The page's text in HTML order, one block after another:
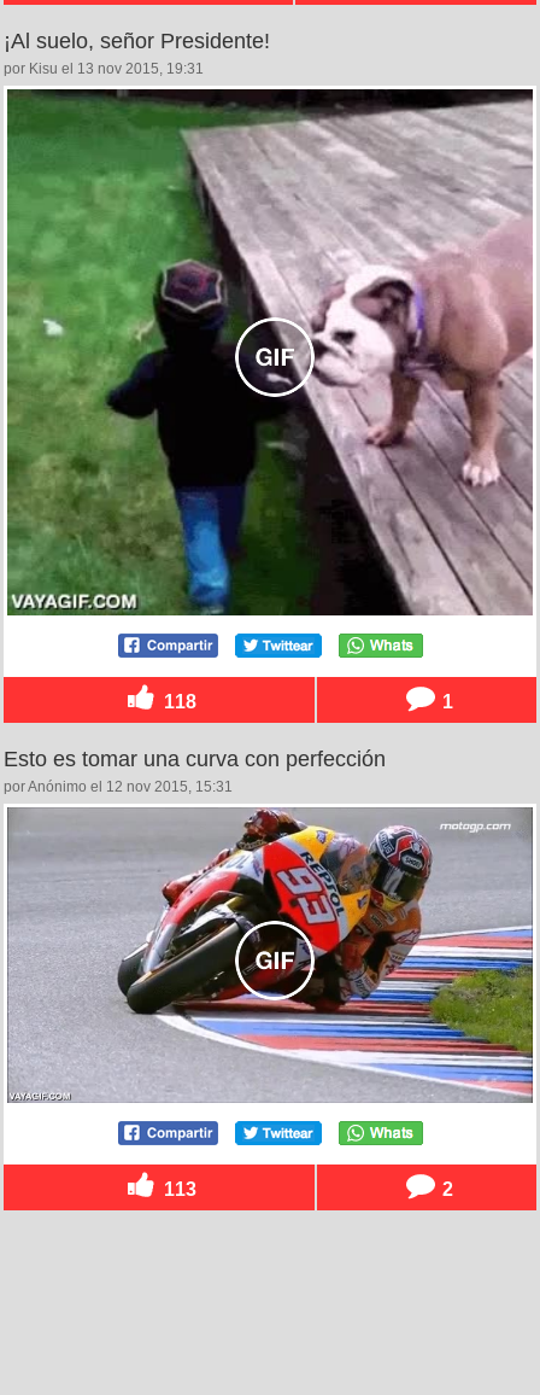
¡Al suelo, señor Presidente!
por Kisu el 13 nov 2015, 19:31
118 1
Esto es tomar una curva con perfección
por Anónimo el 12 nov 2015, 15:31
113 2